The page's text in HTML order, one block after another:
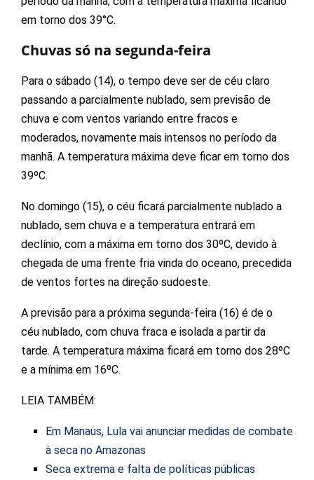
em torno dos 39°C.
Chuvas só na segunda-feira
Para o sábado (14), o tempo deve ser de céu claro
passando a parcialmente nublado, sem previsão de
chuva e com ventos variando entre fracos e
moderados, novamente mais intensos no período da
manhã. A temperatura máxima deve ficar em torno dos
39ºC.
No domingo (15), o céu ficará parcialmente nublado a
nublado, sem chuva e a temperatura entrará em
declínio, com a máxima em torno dos 30ºC, devido à
chegada de uma frente fria vinda do oceano, precedida
de ventos fortes na direção sudoeste.
A previsão para a próxima segunda-feira (16) é de o
céu nublado, com chuva fraca e isolada a partir da
tarde. A temperatura máxima ficará em torno dos 28ºC
e a mínima em 16ºC.
LEIA TAMBÉM:
Em Manaus, Lula vai anunciar medidas de combate
à seca no Amazonas
Seca extrema e falta de políticas públicas